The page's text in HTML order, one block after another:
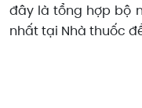
đây là tổng hợp bộ
nhất tại Nhà thuốc